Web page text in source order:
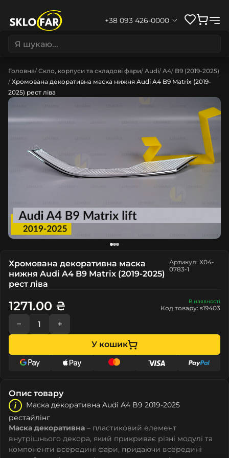
+38 093 426-0000
Головна Скло, корпуси та складові фари Audi A4 B9 (2019-2025)
Хромована декоративна маска нижня Audi A4 B9 Matrix (2019-
2025) рест ліва
Хромована декоративна маска
нижня Audi A4 B9 Matrix (2019-2025)
рест ліва
Артикул: X04-
0783-1
В наявності
Код товару: s19403
1271.00 ₴
− +
У кошик
Опис товару
Маска декоративна Audi A4 B9 2019-2025
рестайлінг
Маска декоративна – пластиковий елемент
внутрішнього декора, який прикриває різні модулі та
компоненти всередині фари, придаючи всередині